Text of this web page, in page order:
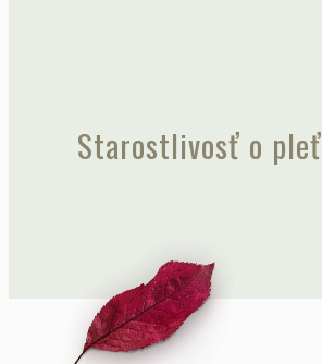
Starostlivosť o pleť